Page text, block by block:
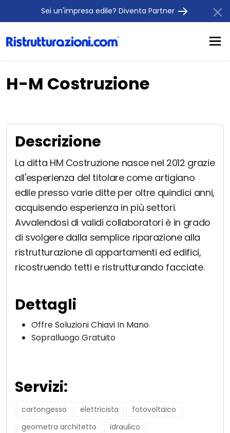
Sei un'impresa edile? Diventa Partner
H-M Costruzione
Descrizione
La ditta HM Costruzione nasce nel 2012 grazie
all'esperienza del titolare come artigiano
edile presso varie ditte per oltre quindici anni,
acquisendo esperienza in più settori.
Avvalendosi di validi collaboratori è in grado
di svolgere dalla semplice riparazione alla
ristrutturazione di appartamenti ed edifici,
ricostruendo tetti e ristrutturando facciate.
Dettagli
Offre Soluzioni Chiavi In Mano
Sopralluogo Gratuito
Servizi:
cartongesso elettricista
fotovoltaico
geometra architetto
idraulico